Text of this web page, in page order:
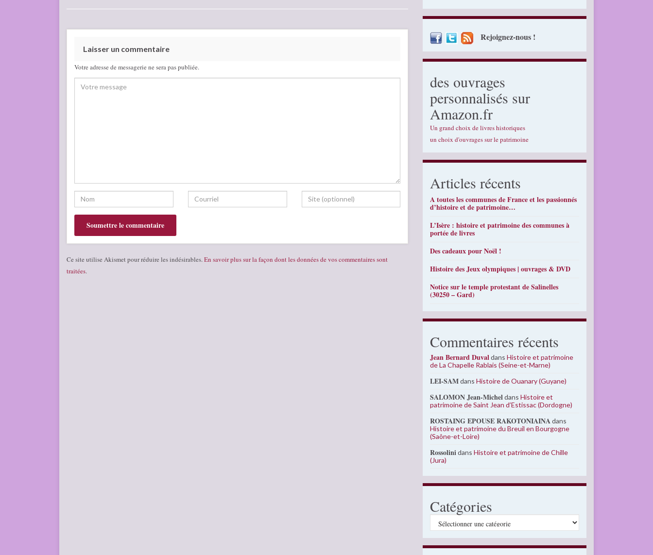
Laisser un commentaire
Votre adresse de messagerie ne sera pas publiée.
Ce site utilise Akismet pour réduire les indésirables. En savoir plus sur la façon dont les données de vos commentaires sont
traitées.
Rejoignez-nous !
des ouvrages
personnalisés sur
Amazon.fr
Un grand choix de livres historiques
un choix d'ouvrages sur le patrimoine
Articles récents
A toutes les communes de France et les passionnés
d’histoire et de patrimoine…
L’Isère : histoire et patrimoine des communes à
portée de livres
Des cadeaux pour Noël !
Histoire des Jeux olympiques | ouvrages & DVD
Notice sur le temple protestant de Salinelles
(30250 – Gard)
Commentaires récents
Jean Bernard DuvaldansHistoire et patrimoine
de La Chapelle Rablais (Seine-et-Marne)
LEI-SAMdansHistoire de Ouanary (Guyane)
SALOMON Jean-MicheldansHistoire et
patrimoine de Saint Jean d’Estissac (Dordogne)
ROSTAING EPOUSE RAKOTONIAINAdans
Histoire et patrimoine du Breuil en Bourgogne
(Saône-et-Loire)
RossolinidansHistoire et patrimoine de Chille
(Jura)
Catégories
Catégories